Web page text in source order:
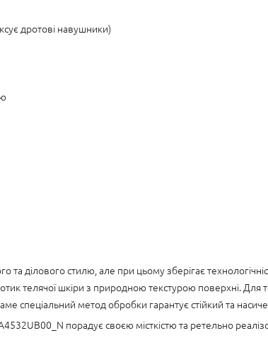
дротові навушники)
ділового стилю, але при цьому зберігає
телячої шкіри з природною текстурою поверхні.
спеціальний метод обробки гарантує стійкий та
порадує своєю місткістю та ретельно